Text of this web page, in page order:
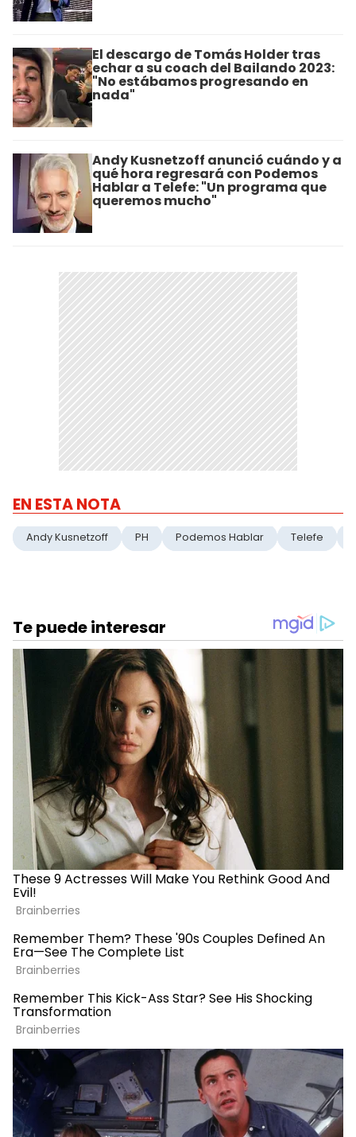
El descargo de Tomás Holder tras
echar a su coach del Bailando 2023:
"No estábamos progresando en
nada"
Andy Kusnetzoff anunció cuándo y a
qué hora regresará con Podemos
Hablar a Telefe: "Un programa que
queremos mucho"
EN ESTA NOTA
Andy Kusnetzoff PH Podemos Hablar Telefe